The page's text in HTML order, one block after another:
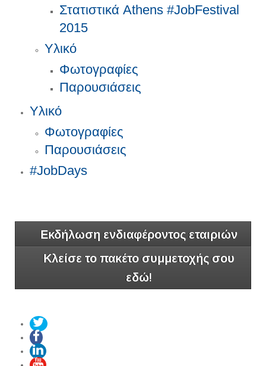
Στατιστικά Athens #JobFestival
2015
Υλικό
Φωτογραφίες
Παρουσιάσεις
Υλικό
Φωτογραφίες
Παρουσιάσεις
#JobDays
Εκδήλωση ενδιαφέροντος εταιριών
Κλείσε το πακέτο συμμετοχής σου
εδώ!